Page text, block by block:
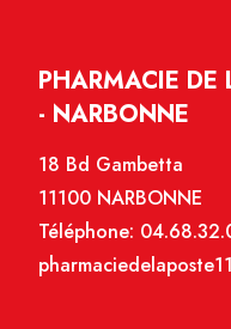
PHARMACIE
- NARBONNE
18 Bd Gambetta
11100 NARBONNE
Téléphone: